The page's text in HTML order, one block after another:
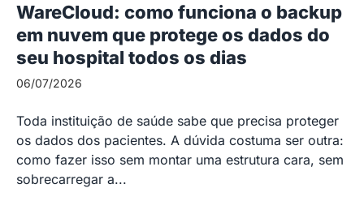
WareCloud: como funciona o backup
em nuvem que protege os dados do
seu hospital todos os dias
06/07/2026
Toda instituição de saúde sabe que precisa proteger
os dados dos pacientes. A dúvida costuma ser outra:
como fazer isso sem montar uma estrutura cara, sem
sobrecarregar a...